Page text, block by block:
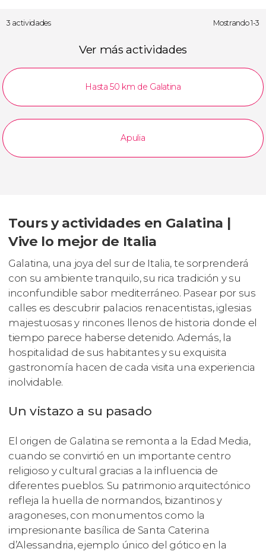
3 actividades Mostrando 1-3
Ver más actividades
Hasta 50 km de Galatina
Apulia
Tours y actividades en Galatina |
Vive lo mejor de Italia
Galatina, una joya del sur de Italia, te sorprenderá
con su ambiente tranquilo, su rica tradición y su
inconfundible sabor mediterráneo. Pasear por sus
calles es descubrir palacios renacentistas, iglesias
majestuosas y rincones llenos de historia donde el
tiempo parece haberse detenido. Además, la
hospitalidad de sus habitantes y su exquisita
gastronomía hacen de cada visita una experiencia
inolvidable.
Un vistazo a su pasado
El origen de Galatina se remonta a la Edad Media,
cuando se convirtió en un importante centro
religioso y cultural gracias a la influencia de
diferentes pueblos. Su patrimonio arquitectónico
refleja la huella de normandos, bizantinos y
aragoneses, con monumentos como la
impresionante basílica de Santa Caterina
d’Alessandria, ejemplo único del gótico en la